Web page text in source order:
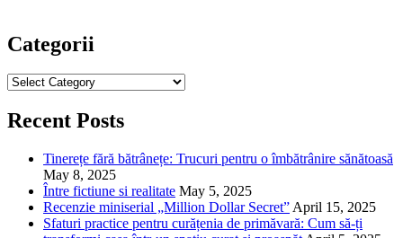
Categorii
Categorii
Recent Posts
Tinerețe fără bătrânețe: Trucuri pentru o îmbătrânire sănătoasă
May 8, 2025
Între fictiune si realitate May 5, 2025
Recenzie miniserial „Million Dollar Secret” April 15, 2025
Sfaturi practice pentru curățenia de primăvară: Cum să-ți